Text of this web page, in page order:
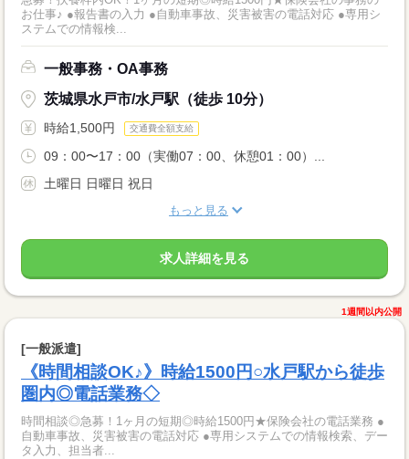
お仕事♪ ●報告書の入力 ●自動車事故、災害被害の電話対応 ●専用シ
ステムでの情報検...
一般事務・OA事務
茨城県水戸市/水戸駅（徒歩 10分）
時給1,500円 交通費全額支給
09：00〜17：00（実働07：00、休憩01：00）...
土曜日 日曜日 祝日
もっと見る
求人詳細を見る
1週間以内公開
[一般派遣]
《時間相談OK♪》時給1500円○水戸駅から徒歩
圏内◎電話業務◇
時間相談◎急募！1ヶ月の短期◎時給1500円★保険会社の電話業務 ●
自動車事故、災害被害の電話対応 ●専用システムでの情報検索、デー
タ入力、担当者...